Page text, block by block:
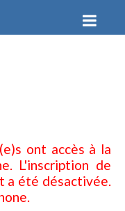
ont accès à la
L'inscription de
a été désactivée.